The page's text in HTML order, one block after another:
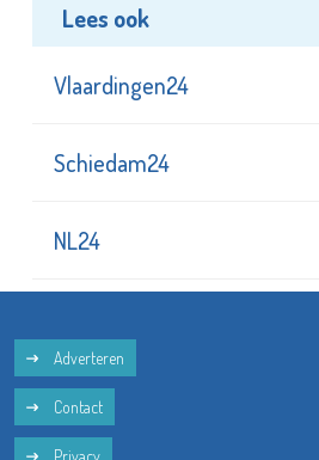
Lees ook
Vlaardingen24
Schiedam24
NL24
Adverteren
Contact